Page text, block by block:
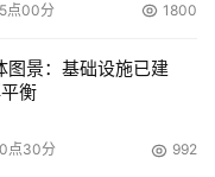
；
点00分 1800
图景：基础设施已建
衡
点30分 992